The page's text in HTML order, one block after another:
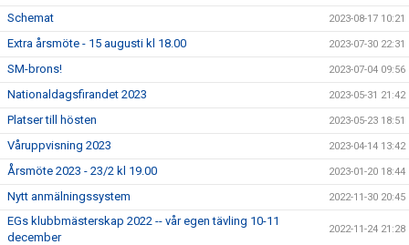
Schemat 2023-08-17 10:21
Extra årsmöte - 15 augusti kl 18.00 2023-07-30 22:31
SM-brons! 2023-07-04 09:56
Nationaldagsfirandet 2023 2023-05-31 21:42
Platser till hösten 2023-05-23 18:51
Våruppvisning 2023 2023-04-14 13:42
Årsmöte 2023 - 23/2 kl 19.00 2023-01-20 18:44
Nytt anmälningssystem 2022-11-30 20:45
EGs klubbmästerskap 2022 -- vår egen tävling 10-11
december
2022-11-24 21:28